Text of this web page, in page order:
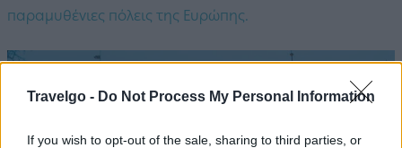
Travelgo - Do Not Process My Personal Information
If you wish to opt-out of the sale, sharing to third parties, or
παραμυθένιες πόλεις της Ευρώπης.